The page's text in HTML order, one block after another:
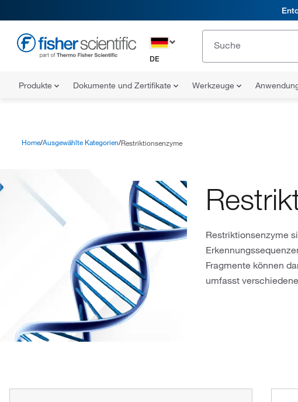
DE
Produkte Dokumente und Zertifikate Werkzeuge
Home Ausgewählte Kategorien Restriktionsenzyme
Restriktionsenzyme
Fragmente können
umfasst